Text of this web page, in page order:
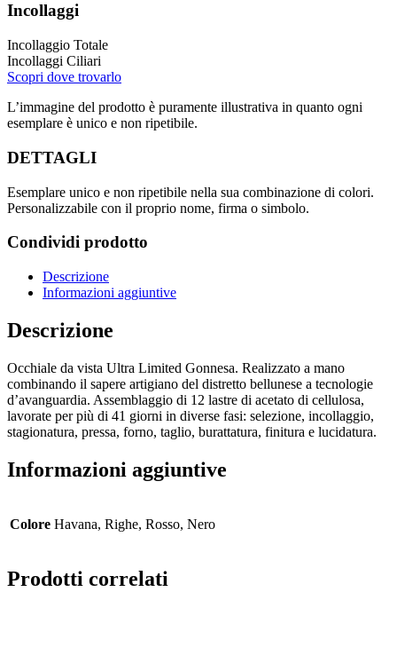
Incollaggi
Incollaggio Totale
Incollaggi Ciliari
Scopri dove trovarlo
L’immagine del prodotto è puramente illustrativa in quanto ogni
esemplare è unico e non ripetibile.
DETTAGLI
Esemplare unico e non ripetibile nella sua combinazione di colori.
Personalizzabile con il proprio nome, firma o simbolo.
Condividi prodotto
Descrizione
Informazioni aggiuntive
Descrizione
Occhiale da vista Ultra Limited Gonnesa. Realizzato a mano
combinando il sapere artigiano del distretto bellunese a tecnologie
d’avanguardia. Assemblaggio di 12 lastre di acetato di cellulosa,
lavorate per più di 41 giorni in diverse fasi: selezione, incollaggio,
stagionatura, pressa, forno, taglio, burattatura, finitura e lucidatura.
Informazioni aggiuntive
Colore Havana, Righe, Rosso, Nero
Prodotti correlati